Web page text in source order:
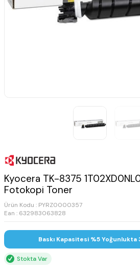
Kyocera TK-8375
Fotokopi Toner
Ürün Kodu : PYRZ0000357
Ean : 632983063828
Baskı Kapasitesi %5 Yoğunlukta
Stokta Var